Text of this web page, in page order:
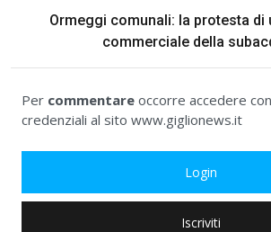
Ormeggi comunali: la protesta di
commerciale della
Per commentare occorre accedere
credenziali al sito www.giglionews.it
Login
Iscriviti